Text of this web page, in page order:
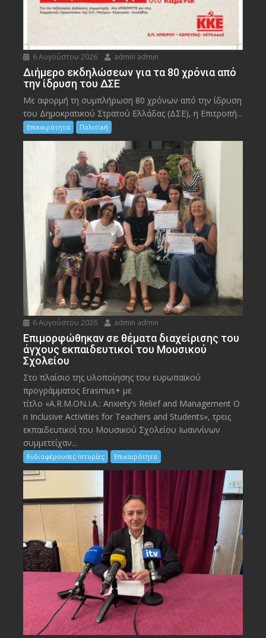
6 Αυγούστου 2026 admin admin
Διήμερο εκδηλώσεων για τα 80 χρόνια από
την ίδρυση του ΔΣΕ
Με αφορμή τη συμπλήρωση 80 χρόνων από την ίδρυση
του Δημοκρατικού Στρατού Ελλάδας (ΔΣΕ), η Επιτροπή...
Επικαιρότητα Πολιτική
6 Αυγούστου 2026 admin admin
Eπιμορφώθηκαν σε θέματα διαχείρισης του
άγχους εκπαιδευτικοί του Μουσικού
Σχολείου
Στο πλαίσιο της υλοποίησης του ευρωπαϊκού
προγράμματος Erasmus+ με
τίτλο «A.R.M.ON.I.A.: Anxiety’s Relief and Management O
n Inclusive Activities for Teachers and Students», τρεις
εκπαιδευτικοί του Μουσικού Σχολείου Ιωαννίνων
συμμετείχαν...
Ενδιαφέρουσες Ιστορίες Επικαιρότητα